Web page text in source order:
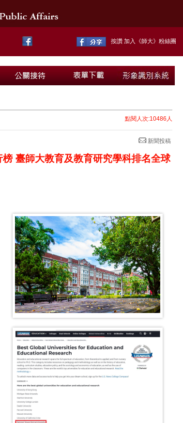
按讚 加入《師大》粉絲團
點閱人次:10486人
新聞投稿
臺師大教育及教育研究學科排名全球